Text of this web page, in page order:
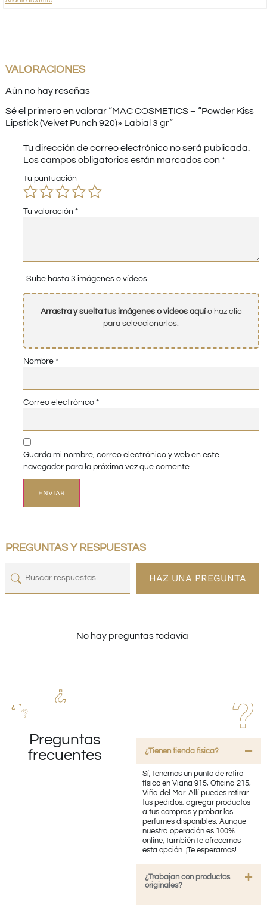
VALORACIONES
Aún no hay reseñas
Sé el primero en valorar “MAC COSMETICS – “Powder Kiss
Lipstick (Velvet Punch 920)» Labial 3 gr”
Tu dirección de correo electrónico no será publicada.
Los campos obligatorios están marcados con *
Tu puntuación
Tu valoración *
Sube hasta 3 imágenes o vídeos
Arrastra y suelta tus imágenes o videos aquío haz clic
para seleccionarlos.
Nombre *
Correo electrónico *
Guarda mi nombre, correo electrónico y web en este
navegador para la próxima vez que comente.
PREGUNTAS Y RESPUESTAS
HAZ UNA PREGUNTA
No hay preguntas todavía
Preguntas
frecuentes
¿Tienen tienda fisica?
Sí, tenemos un punto de retiro
físico en Viana 915, Oficina 215,
Viña del Mar. Allí puedes retirar
tus pedidos, agregar productos
a tus compras y probar los
perfumes disponibles. Aunque
nuestra operación es 100%
online, también te ofrecemos
esta opción. ¡Te esperamos!
¿Trabajan con productos
originales?